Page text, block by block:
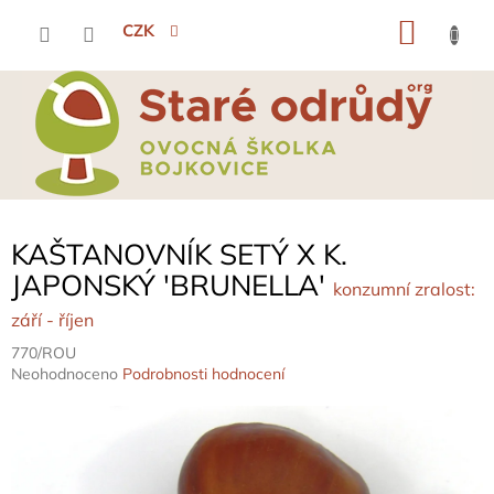
CZK
KAŠTANOVNÍK SETÝ X K.
JAPONSKÝ 'BRUNELLA' konzumní zralost:
září - říjen
770/ROU
Průměrné
Neohodnoceno Podrobnosti hodnocení